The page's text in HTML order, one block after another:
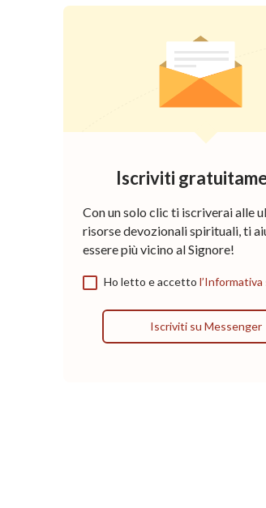
Iscriviti
Con un solo clic ti iscriverai alle
risorse devozionali spirituali, ti
essere più vicino al Signore!
Ho letto e accetto l’Informativa
Iscriviti su Messenger